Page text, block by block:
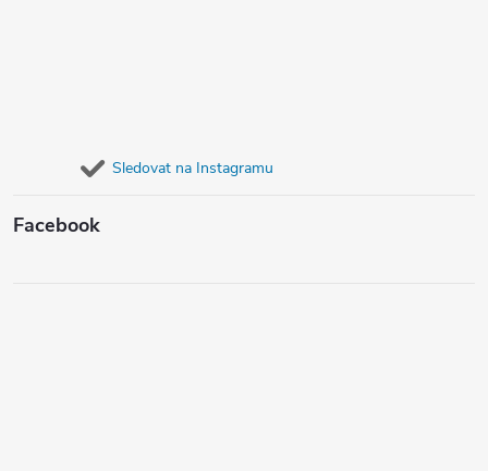
Sledovat na Instagramu
Facebook